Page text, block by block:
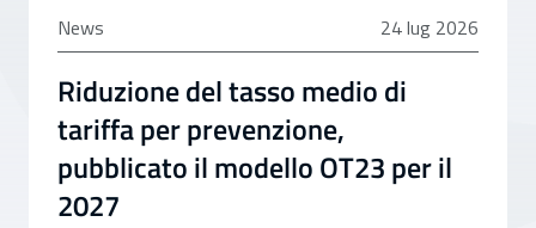
News 24 luglio 2026
24 lug 2026
Riduzione del tasso medio di
tariffa per prevenzione,
pubblicato il modello OT23 per il
2027